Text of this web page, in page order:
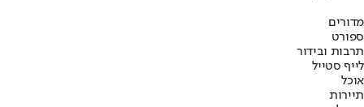
מדורים
ספורט
תרבות ובידור
לייף סטייל
אוכל
תיירות